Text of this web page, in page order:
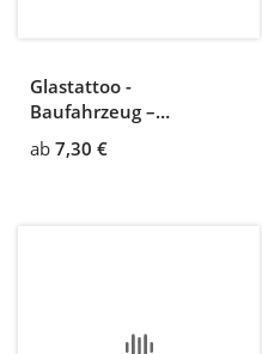
Glastattoo -
Baufahrzeug –
Laderaube
ab 7,30 €